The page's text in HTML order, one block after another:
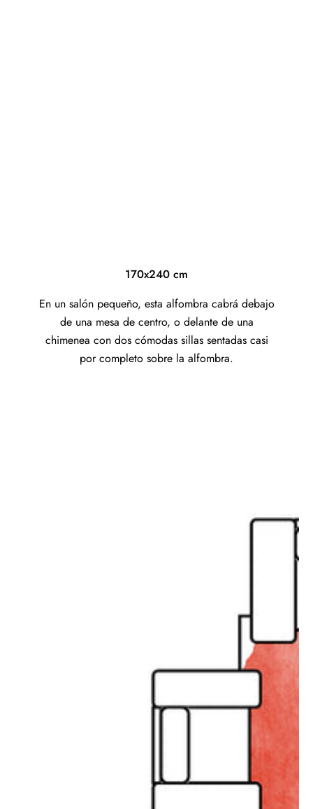
170x240 cm
En un salón pequeño, esta alfombra cabrá debajo
de una mesa de centro, o delante de una
chimenea con dos cómodas sillas sentadas casi
por completo sobre la alfombra.